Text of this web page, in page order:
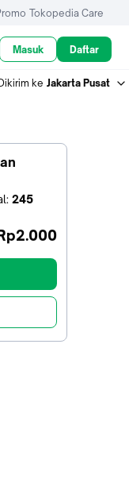
Tokopedia Care
Masuk Daftar
ke Jakarta Pusat
: 245